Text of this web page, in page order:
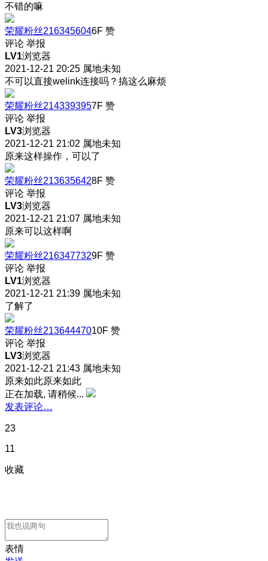
不错的嘛
荣耀粉丝2163456046F 赞
评论 举报
LV1浏览器
2021-12-21 20:25 属地未知
不可以直接welink连接吗？搞这么麻烦
荣耀粉丝2143393957F 赞
评论 举报
LV3浏览器
2021-12-21 21:02 属地未知
原来这样操作，可以了
荣耀粉丝2136356428F 赞
评论 举报
LV3浏览器
2021-12-21 21:07 属地未知
原来可以这样啊
荣耀粉丝2163477329F 赞
评论 举报
LV1浏览器
2021-12-21 21:39 属地未知
了解了
荣耀粉丝21364447010F 赞
评论 举报
LV3浏览器
2021-12-21 21:43 属地未知
原来如此原来如此
正在加载, 请稍候...
发表评论…
23
11
收藏
表情